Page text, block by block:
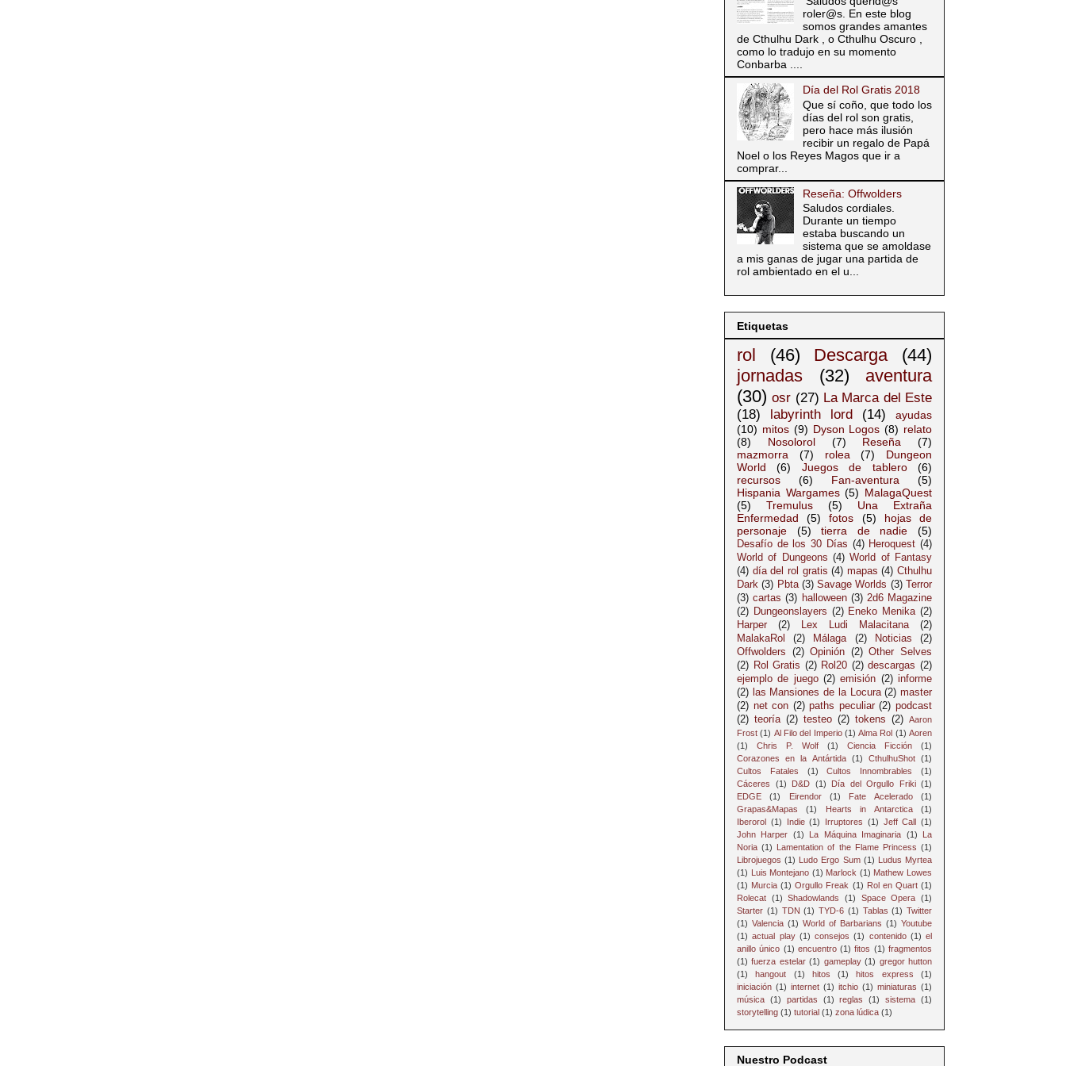
roler@s. En este blog
somos grandes amantes
de Cthulhu Dark , o Cthulhu Oscuro ,
como lo tradujo en su momento
Conbarba ....
Día del Rol Gratis 2018
Que sí coño, que todo los
días del rol son gratis,
pero hace más ilusión
recibir un regalo de Papá
Noel o los Reyes Magos que ir a
comprar...
Reseña: Offwolders
Saludos cordiales.
Durante un tiempo
estaba buscando un
sistema que se amoldase
a mis ganas de jugar una partida de
rol ambientado en el u...
Etiquetas
rol (46) Descarga
(44)
jornadas
(32)
aventura
(30) osr (27) La Marca del Este
(18)
labyrinth lord (14)
ayudas
(10) mitos (9) Dyson Logos (8) relato
(8)
Nosolorol (7) Reseña
(7)
mazmorra
(7) rolea (7)
Dungeon
World
(6) Juegos de tablero
(6)
recursos
(6) Fan-aventura
(5)
Hispania Wargames (5) MalagaQuest
(5)
Tremulus (5)
Una Extraña
Enfermedad
(5) fotos (5)
hojas de
personaje
(5) tierra de nadie (5)
Desafío de los 30 Días (4) Heroquest (4)
World of Dungeons (4) World of Fantasy
(4) día del rol gratis (4) mapas (4) Cthulhu
Dark (3) Pbta (3) Savage Worlds (3) Terror
(3) cartas (3) halloween (3) 2d6 Magazine
(2) Dungeonslayers (2) Eneko Menika (2)
Harper
(2) Lex Ludi Malacitana
(2)
MalakaRol
(2) Málaga (2) Noticias
(2)
Offwolders
(2) Opinión (2) Other Selves
(2) Rol Gratis (2) Rol20 (2) descargas (2)
ejemplo de juego (2) emisión (2) informe
(2) las Mansiones de la Locura (2) master
(2) net con (2) paths peculiar (2) podcast
(2) teoría (2) testeo (2) tokens (2) Aaron
Frost (1) Al Filo del Imperio (1) Alma Rol (1) Aoren
(1)
Chris P. Wolf (1) Ciencia Ficción
(1)
Corazones en la Antártida
(1) CthulhuShot (1)
Cultos Fatales
(1) Cultos Innombrables
(1)
Cáceres
(1) D&D (1) Día del Orgullo Friki (1)
EDGE
(1) Eirendor (1) Fate Acelerado
(1)
Grapas&Mapas
(1) Hearts in Antarctica
(1)
Iberorol (1) Indie (1) Irruptores (1) Jeff Call (1)
John Harper (1) La Máquina Imaginaria (1)
La
Noria (1) Lamentation of the Flame Princess (1)
Librojuegos (1) Ludo Ergo Sum (1) Ludus Myrtea
(1) Luis Montejano (1) Marlock (1) Mathew Lowes
(1) Murcia (1) Orgullo Freak (1) Rol en Quart (1)
Rolecat (1) Shadowlands (1) Space Opera (1)
Starter (1) TDN (1) TYD-6 (1) Tablas (1) Twitter
(1) Valencia (1) World of Barbarians (1) Youtube
(1) actual play (1) consejos (1) contenido (1) el
anillo único (1) encuentro (1) fitos (1) fragmentos
(1) fuerza estelar (1) gameplay (1) gregor hutton
(1)
hangout (1) hitos (1) hitos express
(1)
iniciación (1) internet (1) itchio (1) miniaturas (1)
música (1) partidas (1) reglas (1) sistema (1)
storytelling (1) tutorial (1) zona lúdica (1)
Nuestro Podcast